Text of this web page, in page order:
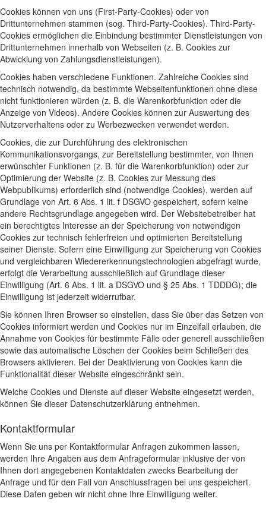
Cookies können von uns (First-Party-Cookies) oder von
Drittunternehmen stammen (sog. Third-Party-Cookies). Third-Party-
Cookies ermöglichen die Einbindung bestimmter Dienstleistungen von
Drittunternehmen innerhalb von Webseiten (z. B. Cookies zur
Abwicklung von Zahlungsdienstleistungen).
Cookies haben verschiedene Funktionen. Zahlreiche Cookies sind
technisch notwendig, da bestimmte Webseitenfunktionen ohne diese
nicht funktionieren würden (z. B. die Warenkorbfunktion oder die
Anzeige von Videos). Andere Cookies können zur Auswertung des
Nutzerverhaltens oder zu Werbezwecken verwendet werden.
Cookies, die zur Durchführung des elektronischen
Kommunikationsvorgangs, zur Bereitstellung bestimmter, von Ihnen
erwünschter Funktionen (z. B. für die Warenkorbfunktion) oder zur
Optimierung der Website (z. B. Cookies zur Messung des
Webpublikums) erforderlich sind (notwendige Cookies), werden auf
Grundlage von Art. 6 Abs. 1 lit. f DSGVO gespeichert, sofern keine
andere Rechtsgrundlage angegeben wird. Der Websitebetreiber hat
ein berechtigtes Interesse an der Speicherung von notwendigen
Cookies zur technisch fehlerfreien und optimierten Bereitstellung
seiner Dienste. Sofern eine Einwilligung zur Speicherung von Cookies
und vergleichbaren Wiedererkennungstechnologien abgefragt wurde,
erfolgt die Verarbeitung ausschließlich auf Grundlage dieser
Einwilligung (Art. 6 Abs. 1 lit. a DSGVO und § 25 Abs. 1 TDDDG); die
Einwilligung ist jederzeit widerrufbar.
Sie können Ihren Browser so einstellen, dass Sie über das Setzen von
Cookies informiert werden und Cookies nur im Einzelfall erlauben, die
Annahme von Cookies für bestimmte Fälle oder generell ausschließen
sowie das automatische Löschen der Cookies beim Schließen des
Browsers aktivieren. Bei der Deaktivierung von Cookies kann die
Funktionalität dieser Website eingeschränkt sein.
Welche Cookies und Dienste auf dieser Website eingesetzt werden,
können Sie dieser Datenschutzerklärung entnehmen.
Kontaktformular
Wenn Sie uns per Kontaktformular Anfragen zukommen lassen,
werden Ihre Angaben aus dem Anfrageformular inklusive der von
Ihnen dort angegebenen Kontaktdaten zwecks Bearbeitung der
Anfrage und für den Fall von Anschlussfragen bei uns gespeichert.
Diese Daten geben wir nicht ohne Ihre Einwilligung weiter.